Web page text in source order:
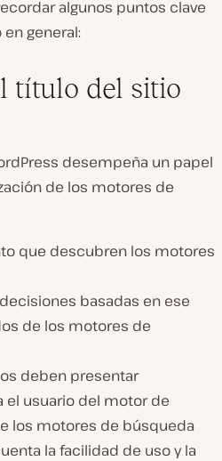
algunos puntos clave
general:
título del sitio
desempeña un papel
de los motores de
que descubren los motores
basadas en ese
de los motores de
deben presentar
el usuario del motor de
los motores de búsqueda
la facilidad de uso y la